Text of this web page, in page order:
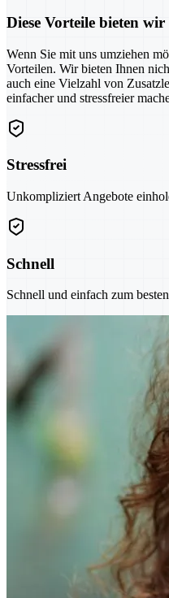
Diese Vorteile bieten
Wenn Sie mit uns umziehen
Vorteilen. Wir bieten Ihnen
auch eine Vielzahl von
einfacher und stressfreier
Stressfrei
Unkompliziert Angebote
Schnell
Schnell und einfach zum